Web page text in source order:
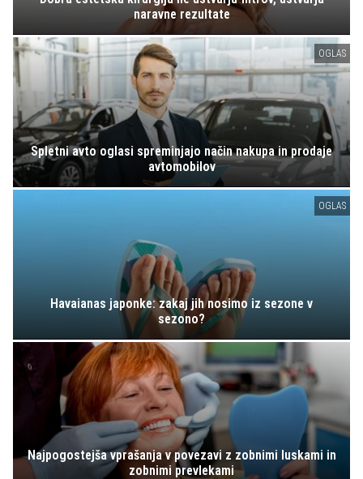
naravne rezultate
OGLAS
Spletni avto oglasi spreminjajo način nakupa in prodaje
avtomobilov
OGLAS
Havaianas japonke: zakaj jih nosimo iz sezone v
sezono?
Najpogostejša vprašanja v povezavi z zobnimi luskami in
zobnimi prevlekami